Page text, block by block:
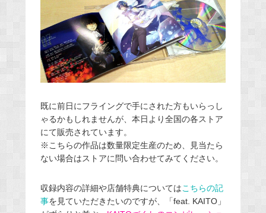
既に前日にフライングで手にされた方もいらっし
ゃるかもしれませんが、本日より全国の各ストア
にて販売されています。
※こちらの作品は数量限定生産のため、見当たら
ない場合はストアに問い合わせてみてください。
収録内容の詳細や店舗特典についてはこちらの記
事を見ていただきたいのですが、「feat. KAITO」